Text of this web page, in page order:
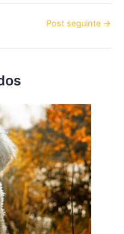
Post seguinte →